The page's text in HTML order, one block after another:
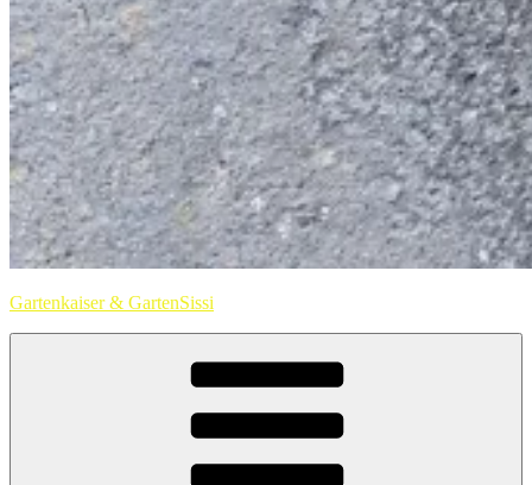
Gartenkaiser & GartenSissi